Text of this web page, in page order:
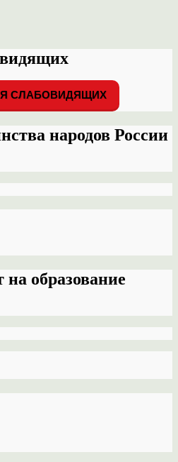
СЛАБОВИДЯЩИХ
народов России
образование